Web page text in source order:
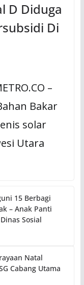
D Diduga
Di
–
Bakar
solar
Utara
15 Berbagi
– Anak Panti
Sosial
Natal
Cabang Utama